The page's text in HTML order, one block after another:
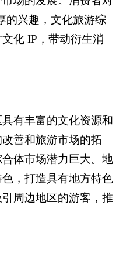
的兴趣，文化旅游综
化 IP，带动衍生消
有丰富的文化资源和
善和旅游市场的拓
体市场潜力巨大。地
，打造具有地方特色
周边地区的游客，推